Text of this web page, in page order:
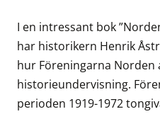
I en intressant bok
har historikern Henrik
hur Föreningarna Norden
historieundervisning.
perioden 1919-1972